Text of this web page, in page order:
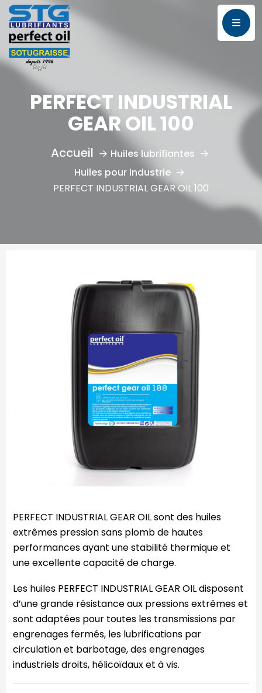
PERFECT INDUSTRIAL
GEAR OIL 100
Huiles lubrifiantes
Huiles pour industrie
PERFECT INDUSTRIAL GEAR OIL 100
PERFECT INDUSTRIAL GEAR OIL sont des huiles
extrêmes pression sans plomb de hautes
performances ayant une stabilité thermique et
une excellente capacité de charge.
Les huiles PERFECT INDUSTRIAL GEAR OIL disposent
d’une grande résistance aux pressions extrêmes et
sont adaptées pour toutes les transmissions par
engrenages fermés, les lubrifications par
circulation et barbotage, des engrenages
industriels droits, hélicoïdaux et à vis.